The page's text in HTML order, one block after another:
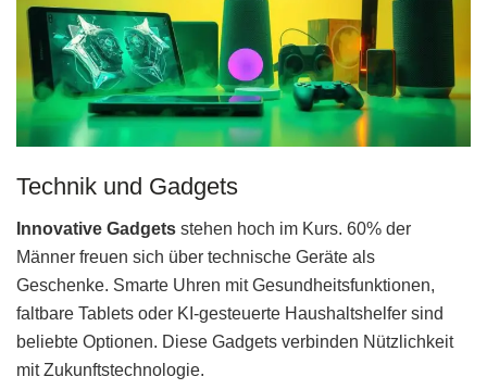
Technik und Gadgets
Innovative Gadgets stehen hoch im Kurs. 60% der
Männer freuen sich über technische Geräte als
Geschenke. Smarte Uhren mit Gesundheitsfunktionen,
faltbare Tablets oder KI-gesteuerte Haushaltshelfer sind
beliebte Optionen. Diese Gadgets verbinden Nützlichkeit
mit Zukunftstechnologie.